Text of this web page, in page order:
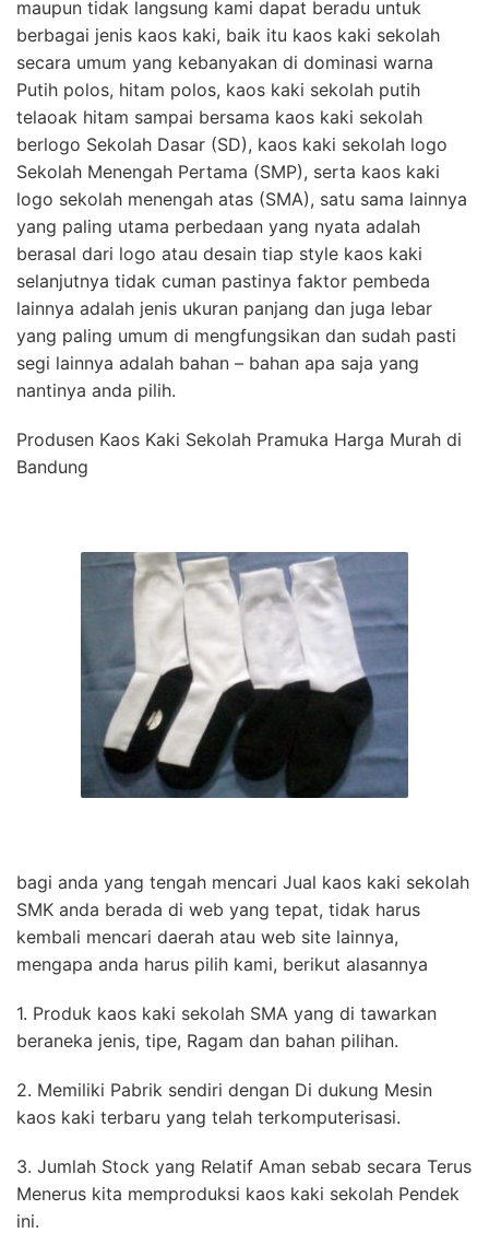
maupun tidak langsung kami dapat beradu untuk
berbagai jenis kaos kaki, baik itu kaos kaki sekolah
secara umum yang kebanyakan di dominasi warna
Putih polos, hitam polos, kaos kaki sekolah putih
telaoak hitam sampai bersama kaos kaki sekolah
berlogo Sekolah Dasar (SD), kaos kaki sekolah logo
Sekolah Menengah Pertama (SMP), serta kaos kaki
logo sekolah menengah atas (SMA), satu sama lainnya
yang paling utama perbedaan yang nyata adalah
berasal dari logo atau desain tiap style kaos kaki
selanjutnya tidak cuman pastinya faktor pembeda
lainnya adalah jenis ukuran panjang dan juga lebar
yang paling umum di mengfungsikan dan sudah pasti
segi lainnya adalah bahan – bahan apa saja yang
nantinya anda pilih.
Produsen Kaos Kaki Sekolah Pramuka Harga Murah di
Bandung
bagi anda yang tengah mencari Jual kaos kaki sekolah
SMK anda berada di web yang tepat, tidak harus
kembali mencari daerah atau web site lainnya,
mengapa anda harus pilih kami, berikut alasannya
1. Produk kaos kaki sekolah SMA yang di tawarkan
beraneka jenis, tipe, Ragam dan bahan pilihan.
2. Memiliki Pabrik sendiri dengan Di dukung Mesin
kaos kaki terbaru yang telah terkomputerisasi.
3. Jumlah Stock yang Relatif Aman sebab secara Terus
Menerus kita memproduksi kaos kaki sekolah Pendek
ini.